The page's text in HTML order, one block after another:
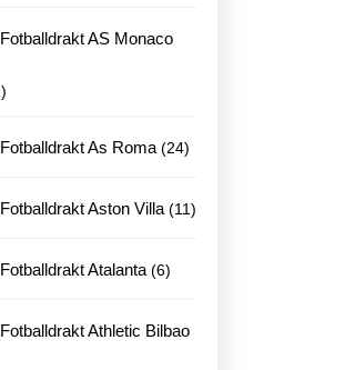
Fotballdrakt AS Monaco
21
produkter
Fotballdrakt As Roma 2424
Fotballdrakt Aston Villa 1111
Fotballdrakt Atalanta 66
Fotballdrakt Athletic Bilbao